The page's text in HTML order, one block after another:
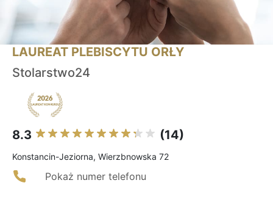
LAUREAT PLEBISCYTU ORŁY
Stolarstwo24
8.3 (14)
Konstancin-Jeziorna, Wierzbnowska 72
Pokaż numer telefonu